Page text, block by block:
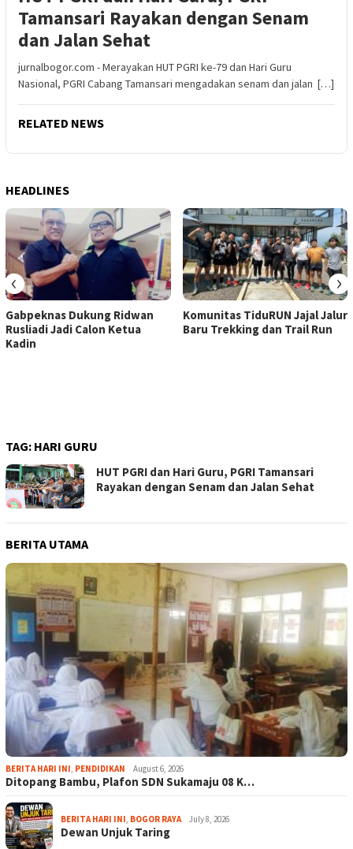
Tamansari Rayakan dengan Senam
dan Jalan Sehat
jurnalbogor.com - Merayakan HUT PGRI ke-79 dan Hari Guru
Nasional, PGRI Cabang Tamansari mengadakan senam dan jalan […]
RELATED NEWS
HEADLINES
Gabpeknas Dukung Ridwan
Rusliadi Jadi Calon Ketua
Kadin
Komunitas TiduRUN Jajal Jalur
Baru Trekking dan Trail Run
‹ ›
TAG: HARI GURU
HUT PGRI dan Hari Guru, PGRI Tamansari
Rayakan dengan Senam dan Jalan Sehat
BERITA UTAMA
BERITA HARI INI, PENDIDIKAN August 6, 2026
Ditopang Bambu, Plafon SDN Sukamaju 08 K…
BERITA HARI INI, BOGOR RAYA July 8, 2026
Dewan Unjuk Taring